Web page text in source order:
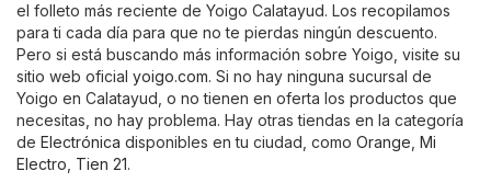
el folleto más reciente de Yoigo Calatayud. Los recopilamos
para ti cada día para que no te pierdas ningún descuento.
Pero si está buscando más información sobre Yoigo, visite su
sitio web oficial yoigo.com. Si no hay ninguna sucursal de
Yoigo en Calatayud, o no tienen en oferta los productos que
necesitas, no hay problema. Hay otras tiendas en la categoría
de Electrónica disponibles en tu ciudad, como Orange Mi
Electro Tien 21.